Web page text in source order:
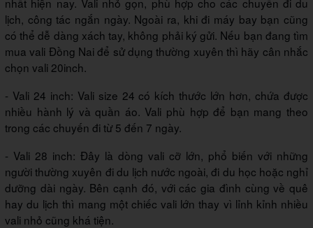
lịch, công tác ngắn ngày. Ngoài ra, khi đi máy bay bạn cũng
có thể dễ dàng xách tay, không phải ký gửi. Nếu bạn đang tìm
mua vali Đồng Nai để sử dụng thường xuyên thì hãy cân nhắc
chọn vali 20inch.
- Vali 24 inch: Vali size 24 có kích thước lớn hơn, chứa được
nhiều hành lý và quần áo. Vali phù hợp để bạn mang theo
trong các chuyến đi từ 5 đến 7 ngày.
- Vali 28 inch: Đây là dòng vali cỡ lớn, phổ biến với những
người thường xuyên đi du lịch nước ngoài, đi du học hoặc nghỉ
dưỡng dài ngày. Bên cạnh đó, với các gia đình cùng về quê
hay du lịch thì mang một chiếc vali lớn thay vì lỉnh kỉnh nhiều
vali nhỏ cũng khá tiện.